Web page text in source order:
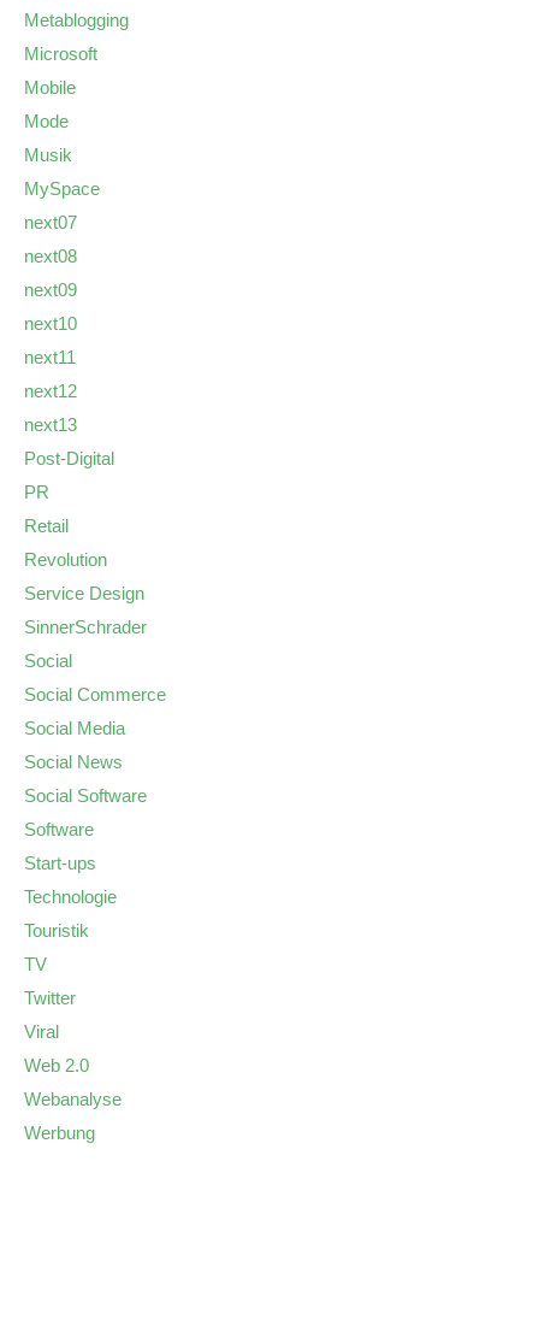
Metablogging
Microsoft
Mobile
Mode
Musik
MySpace
next07
next08
next09
next10
next11
next12
next13
Post-Digital
PR
Retail
Revolution
Service Design
SinnerSchrader
Social
Social Commerce
Social Media
Social News
Social Software
Software
Start-ups
Technologie
Touristik
TV
Twitter
Viral
Web 2.0
Webanalyse
Werbung